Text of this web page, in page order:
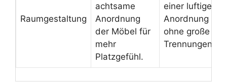
Raumgestaltung
achtsame
Anordnung
der Möbel für
mehr
Platzgefühl.
einer luftigen
Anordnung
ohne große
Trennungen.